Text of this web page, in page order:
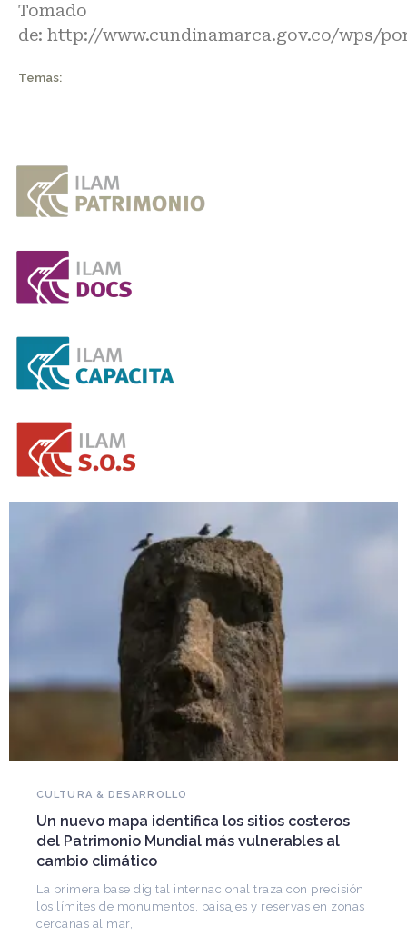
Tomado
de: http://www.cundinamarca.gov.co/wps/
Temas:
Falleció Ramón Gutiérrez, guardián del
patrimonio iberoamericano
Arquitecto, historiador e Investigador Superior del
CONICET, fundó el CEDODAL e impulsó los Seminarios
de Arquitectura Latinoamericana. Publicó más de